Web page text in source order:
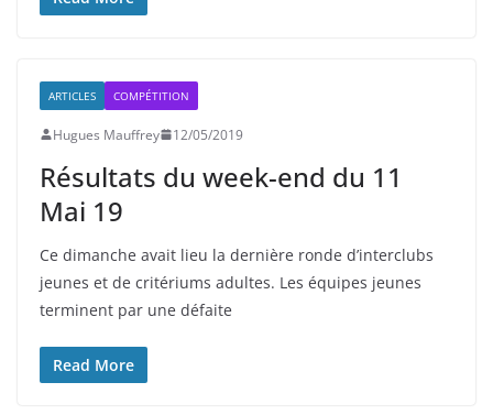
ARTICLES COMPÉTITION
Hugues Mauffrey 12/05/2019
Résultats du week-end du 11
Mai 19
Ce dimanche avait lieu la dernière ronde d’interclubs
jeunes et de critériums adultes. Les équipes jeunes
terminent par une défaite
Read More